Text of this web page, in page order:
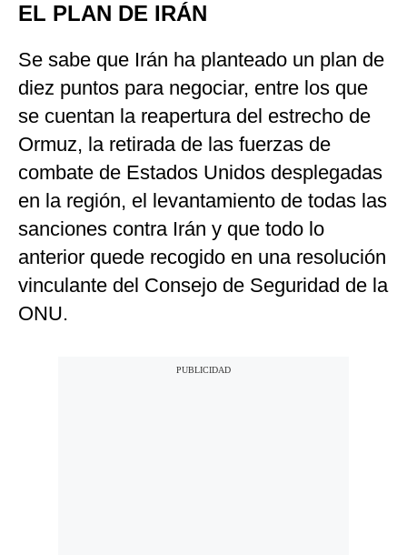
EL PLAN DE IRÁN
Se sabe que Irán ha planteado un plan de
diez puntos para negociar, entre los que
se cuentan la reapertura del estrecho de
Ormuz, la retirada de las fuerzas de
combate de Estados Unidos desplegadas
en la región, el levantamiento de todas las
sanciones contra Irán y que todo lo
anterior quede recogido en una resolución
vinculante del Consejo de Seguridad de la
ONU.